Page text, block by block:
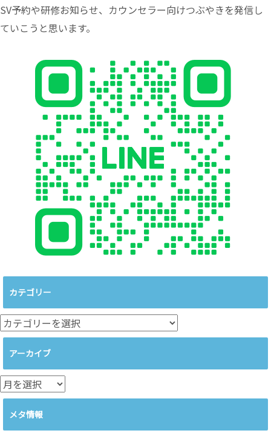
SV予約や研修お知らせ、カウンセラー向けつぶやきを発信し
ていこうと思います。
カテゴリー
カ
テ
リ
ー
アーカイブ
ア
ー
イ
メタ情報